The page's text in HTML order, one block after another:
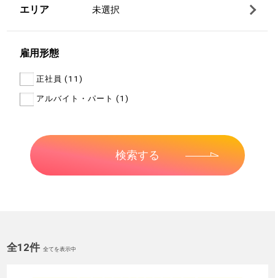
エリア 未選択
雇用形態
正社員 (11)
アルバイト・パート (1)
全12件 全てを表示中